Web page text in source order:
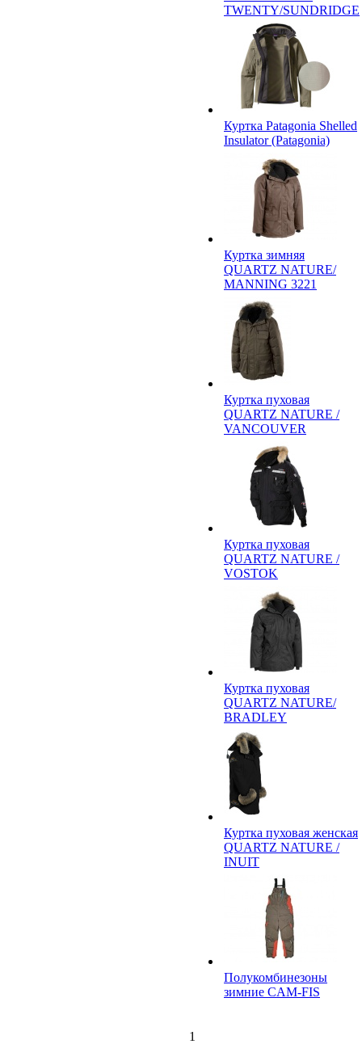
TWENTY/SUNDRIDGE
Куртка Patagonia Shelled
Insulator (Patagonia)
Куртка зимняя
QUARTZ NATURE/
MANNING 3221
Куртка пуховая
QUARTZ NATURE /
VANCOUVER
Куртка пуховая
QUARTZ NATURE /
VOSTOK
Куртка пуховая
QUARTZ NATURE/
BRADLEY
Куртка пуховая женская
QUARTZ NATURE /
INUIT
Полукомбинезоны
зимние CAM-FIS
1